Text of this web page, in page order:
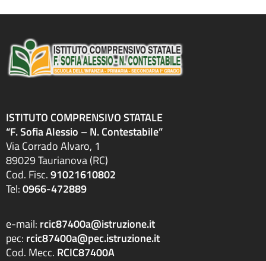
ISTITUTO COMPRENSIVO STATALE
“F. Sofia Alessio – N. Contestabile”
Via Corrado Alvaro, 1
89029 Taurianova (RC)
Cod. Fisc.91021610802
Tel:0966-472889
e-mail: rcic87400a@istruzione.it
pec: rcic87400a@pec.istruzione.it
Cod. Mecc. RCIC87400A